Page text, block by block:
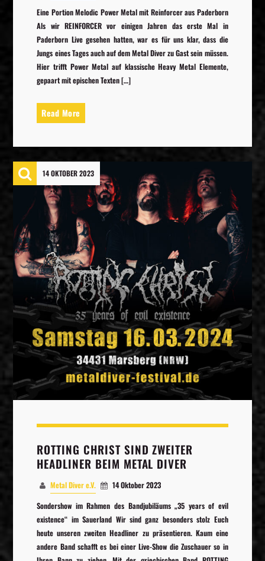
Eine Portion Melodic Power Metal mit Reinforcer aus Paderborn
Als wir REINFORCER vor einigen Jahren das erste Mal in
Paderborn Live gesehen hatten, war es für uns klar, dass die
Jungs eines Tages auch auf dem Metal Diver zu Gast sein müssen.
Hier trifft Power Metal auf klassische Heavy Metal Elemente,
gepaart mit epischen Texten […]
Read More
14 OKTOBER 2023
ROTTING CHRIST SIND ZWEITER
HEADLINER BEIM METAL DIVER
Metal Diver e.V.
14 Oktober 2023
Sondershow im Rahmen des Bandjubiläums „35 years of evil
existence“ im Sauerland Wir sind ganz besonders stolz Euch
heute unseren zweiten Headliner zu präsentieren. Kaum eine
andere Band schafft es bei einer Live-Show die Zuschauer so in